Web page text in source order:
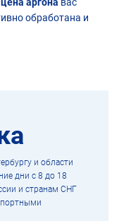
обработана и
и области
дни с 8 до 18
и странам СНГ